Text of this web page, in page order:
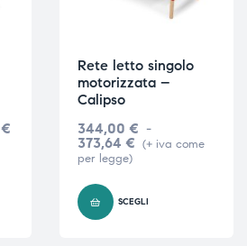
€
Rete letto singolo
motorizzata –
Calipso
344,00 € -
373,64 € (+ iva come
per legge)
SCEGLI